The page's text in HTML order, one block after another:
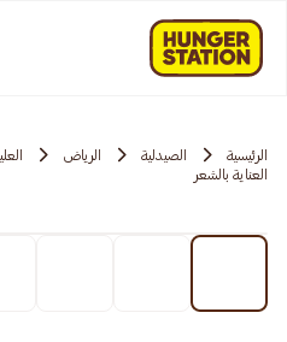
الرئيسية الصيدلية الرياض العليا
العناية بالشعر